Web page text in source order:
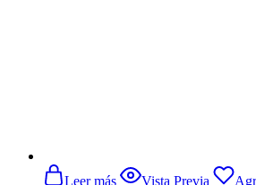
Leer más Vista Previa